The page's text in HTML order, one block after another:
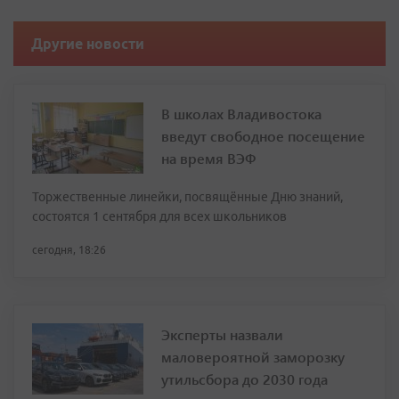
Другие новости
В школах Владивостока
введут свободное посещение
на время ВЭФ
Торжественные линейки, посвящённые Дню знаний,
состоятся 1 сентября для всех школьников
сегодня, 18:26
Эксперты назвали
маловероятной заморозку
утильсбора до 2030 года